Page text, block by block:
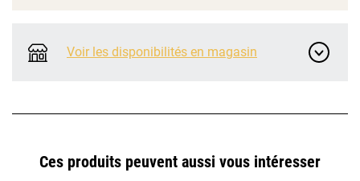
Voir les disponibilités en magasin
Ces produits peuvent aussi vous intéresser